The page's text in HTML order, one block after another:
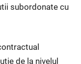
subordonate cu
de la nivelul